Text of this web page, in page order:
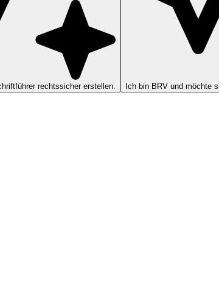
rechtssicher erstellen. Ich bin BRV und möchte